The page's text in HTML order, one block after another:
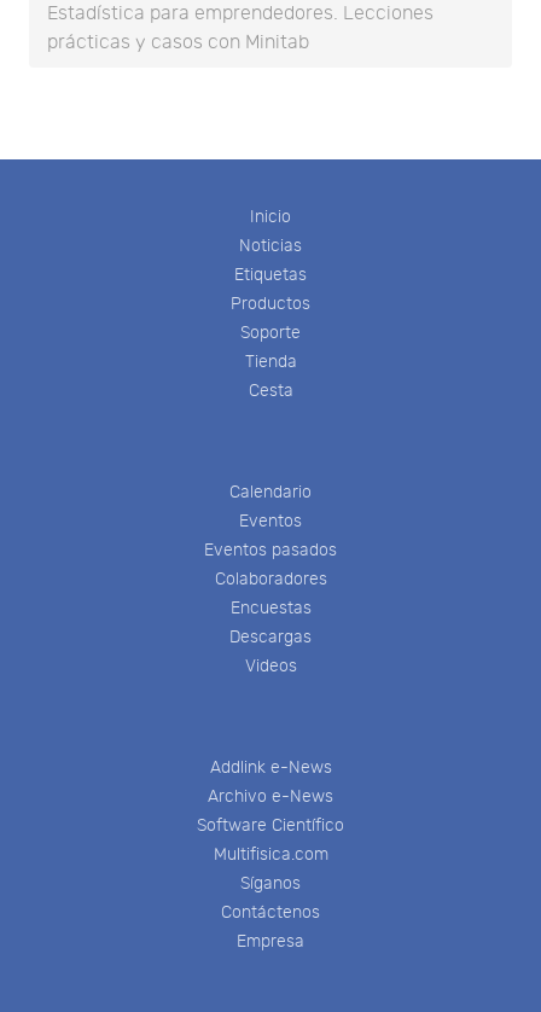
Estadística para emprendedores. Lecciones
prácticas y casos con Minitab
Inicio
Noticias
Etiquetas
Productos
Soporte
Tienda
Cesta
Calendario
Eventos
Eventos pasados
Colaboradores
Encuestas
Descargas
Videos
Addlink e-News
Archivo e-News
Software Científico
Multifisica.com
Síganos
Contáctenos
Empresa